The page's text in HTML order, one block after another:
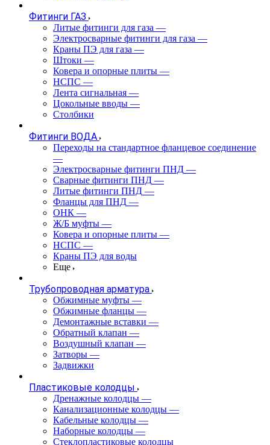
Фитинги ГАЗ
Литые фитинги для газа —
Электросварные фитинги для газа —
Краны ПЭ для газа —
Штоки —
Ковера и опорные плиты —
НСПС —
Лента сигнальная —
Цокольные вводы —
Столбики
Фитинги ВОДА
Переходы на стандартное фланцевое соединение
—
Электросварные фитинги ПНД —
Сварные фитинги ПНД —
Литые фитинги ПНД —
Фланцы для ПНД —
ОНК —
Ж/Б муфты —
Ковера и опорные плиты —
НСПС —
Краны ПЭ для воды
Еще
Трубопроводная арматура
Обжимные муфты —
Обжимные фланцы —
Демонтажные вставки —
Обратный клапан —
Воздушный клапан —
Затворы —
Задвижки
Пластиковые колодцы
Дренажные колодцы —
Канализационные колодцы —
Кабельные колодцы —
Наборные колодцы —
Стеклопластиковые колодцы